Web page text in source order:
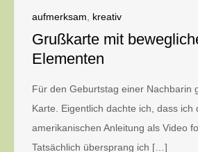
aufmerksam kreativ
Grußkarte mit
Elementen
Für den Geburtstag einer Nachbarin
Karte. Eigentlich dachte ich, dass ich
amerikanischen Anleitung als Video
Tatsächlich übersprang ich […]